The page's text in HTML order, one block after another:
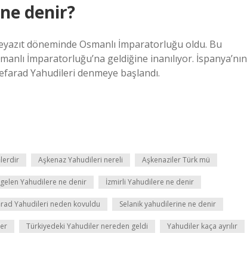
denir?
döneminde Osmanlı İmparatorluğu oldu. Bu
İmparatorluğu’na geldiğine inanılıyor. İspanya’nın
Yahudileri denmeye başlandı.
Aşkenaz Yahudileri nereli Aşkenaziler Türk mü
Yahudilere ne denir İzmirli Yahudilere ne denir
Yahudileri neden kovuldu Selanik yahudilerine ne denir
Türkiyedeki Yahudiler nereden geldi Yahudiler kaça ayrılır